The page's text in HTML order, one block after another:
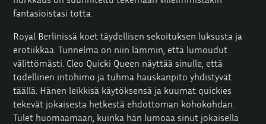
fantasioistasi totta.
Royal Berlinissä koet täydellisen sekoituksen luksusta ja
erotiikkaa. Tunnelma on niin lämmin, että lumoudut
välittömästi. Cleo Quicki Queen näyttää sinulle, että
todellinen intohimo ja tuhma hauskanpito yhdistyvät
täällä. Hänen leikkisä käytöksensä ja kuumat quickies
tekevät jokaisesta hetkestä ehdottoman kohokohdan.
Tulet huomaamaan, kuinka hän lumoaa sinut jokaisella